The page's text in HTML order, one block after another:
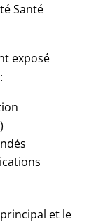
Santé
exposé
et le